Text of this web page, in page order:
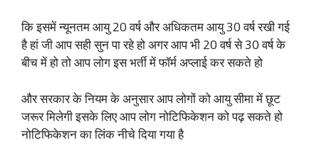
कि इसमें न्यूनतम आयु 20 वर्ष और अधिकतम आयु 30 वर्ष रखी गई
है हां जी आप सही सुन पा रहे हो अगर आप भी 20 वर्ष से 30 वर्ष के
बीच में हो तो आप लोग इस भर्ती में फॉर्म अप्लाई कर सकते हो
और सरकार के नियम के अनुसार आप लोगों को आयु सीमा में छूट
जरूर मिलेगी इसके लिए आप लोग नोटिफिकेशन को पढ़ सकते हो
नोटिफिकेशन का लिंक नीचे दिया गया है